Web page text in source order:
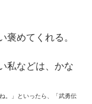
褒めてくれる。
私などは、かな
。」といったら、「武勇伝